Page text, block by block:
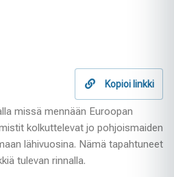
Kopioi linkki
missä mennään Euroopan
kolkuttelevat jo pohjoismaiden
lähivuosina. Nämä tapahtuneet
tulevan rinnalla.